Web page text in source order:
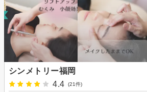
シンメトリー福岡
4.4
(21件)